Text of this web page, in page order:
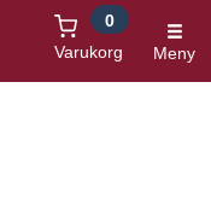
Varukorg
0
Meny